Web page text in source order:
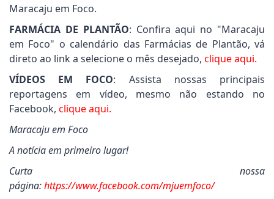
Maracaju em Foco.
FARMÁCIA DE PLANTÃO: Confira aqui no "Maracaju
em Foco" o calendário das Farmácias de Plantão, vá
direto ao link a selecione o mês desejado, clique aqui.
VÍDEOS EM FOCO: Assista nossas principais
reportagens em vídeo, mesmo não estando no
Facebook, clique aqui.
Maracaju em Foco
A notícia em primeiro lugar!
Curta nossa
página:https://www.facebook.com/mjuemfoco/